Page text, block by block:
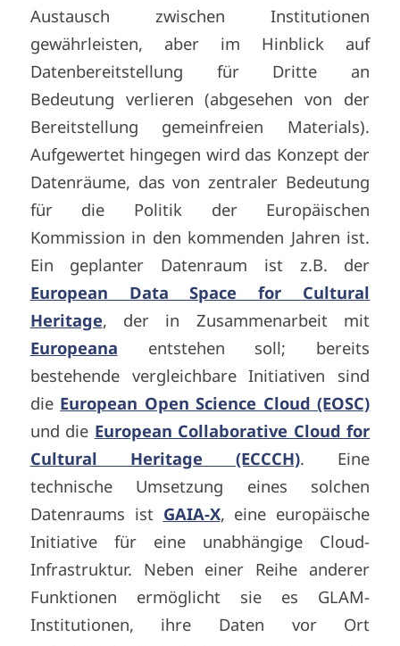
Austausch zwischen Institutionen
gewährleisten, aber im Hinblick auf
Datenbereitstellung für Dritte an
Bedeutung verlieren (abgesehen von der
Bereitstellung gemeinfreien Materials).
Aufgewertet hingegen wird das Konzept der
Datenräume, das von zentraler Bedeutung
für die Politik der Europäischen
Kommission in den kommenden Jahren ist.
Ein geplanter Datenraum ist z.B. der
European Data Space for Cultural
Heritage, der in Zusammenarbeit mit
Europeana entstehen soll; bereits
bestehende vergleichbare Initiativen sind
die European Open Science Cloud (EOSC)
und die European Collaborative Cloud for
Cultural Heritage (ECCCH). Eine
technische Umsetzung eines solchen
Datenraums ist GAIA-X, eine europäische
Initiative für eine unabhängige Cloud-
Infrastruktur. Neben einer Reihe anderer
Funktionen ermöglicht sie es GLAM-
Institutionen, ihre Daten vor Ort